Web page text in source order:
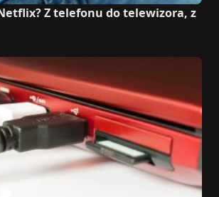
Netflix? Z telefonu do telewizora, z